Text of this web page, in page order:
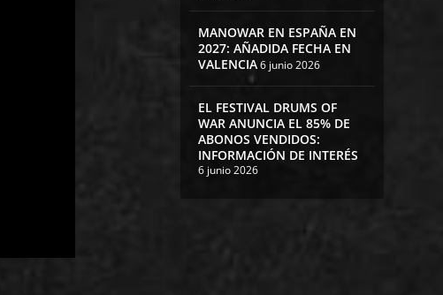
MANOWAR EN ESPAÑA EN
2027: AÑADIDA FECHA EN
VALENCIA6 junio 2026
EL FESTIVAL DRUMS OF
WAR ANUNCIA EL 85% DE
ABONOS VENDIDOS:
INFORMACIÓN DE INTERÉS
6 junio 2026